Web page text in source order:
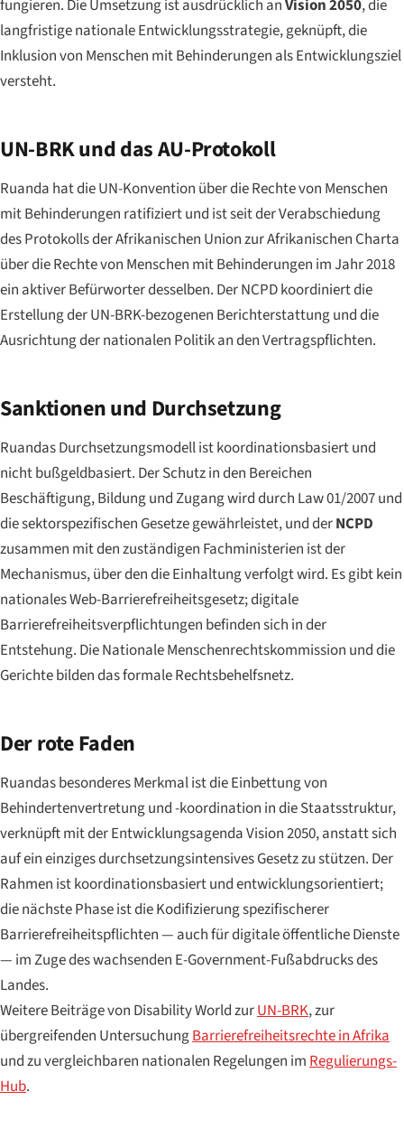
fungieren. Die Umsetzung ist ausdrücklich anVision 2050, die
langfristige nationale Entwicklungsstrategie, geknüpft, die
Inklusion von Menschen mit Behinderungen als Entwicklungsziel
versteht.
UN-BRK und das AU-Protokoll
Ruanda hat die UN-Konvention über die Rechte von Menschen
mit Behinderungen ratifiziert und ist seit der Verabschiedung
des Protokolls der Afrikanischen Union zur Afrikanischen Charta
über die Rechte von Menschen mit Behinderungen im Jahr 2018
ein aktiver Befürworter desselben. Der NCPD koordiniert die
Erstellung der UN-BRK-bezogenen Berichterstattung und die
Ausrichtung der nationalen Politik an den Vertragspflichten.
Sanktionen und Durchsetzung
Ruandas Durchsetzungsmodell ist koordinationsbasiert und
nicht bußgeldbasiert. Der Schutz in den Bereichen
Beschäftigung, Bildung und Zugang wird durch Law 01/2007 und
die sektorspezifischen Gesetze gewährleistet, und derNCPD
zusammen mit den zuständigen Fachministerien ist der
Mechanismus, über den die Einhaltung verfolgt wird. Es gibt kein
nationales Web-Barrierefreiheitsgesetz; digitale
Barrierefreiheitsverpflichtungen befinden sich in der
Entstehung. Die Nationale Menschenrechtskommission und die
Gerichte bilden das formale Rechtsbehelfsnetz.
Der rote Faden
Ruandas besonderes Merkmal ist die Einbettung von
Behindertenvertretung und -koordination in die Staatsstruktur,
verknüpft mit der Entwicklungsagenda Vision 2050, anstatt sich
auf ein einziges durchsetzungsintensives Gesetz zu stützen. Der
Rahmen ist koordinationsbasiert und entwicklungsorientiert;
die nächste Phase ist die Kodifizierung spezifischerer
Barrierefreiheitspflichten — auch für digitale öffentliche Dienste
— im Zuge des wachsenden E-Government-Fußabdrucks des
Landes.
Weitere Beiträge von Disability World zurUN-BRK, zur
übergreifenden UntersuchungBarrierefreiheitsrechte in Afrika
und zu vergleichbaren nationalen Regelungen imRegulierungs-
Hub.